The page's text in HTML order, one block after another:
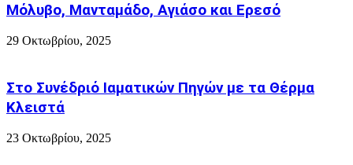
Μόλυβο, Μανταμάδο, Αγιάσο και Ερεσό
29 Οκτωβρίου, 2025
Στο Συνέδριό Ιαματικών Πηγών με τα Θέρμα
Κλειστά
23 Οκτωβρίου, 2025